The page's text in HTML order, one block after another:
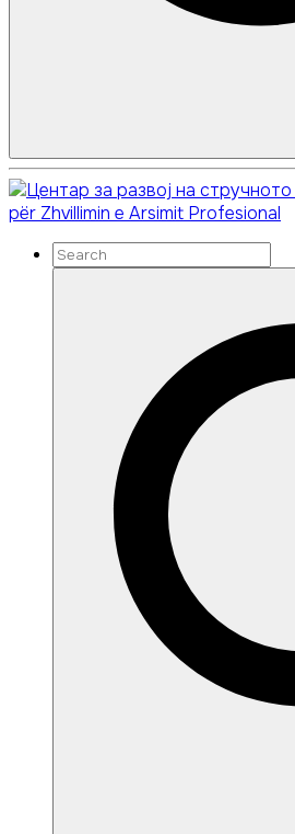
Search
for:
për Zhvillimin e Arsimit Profesional